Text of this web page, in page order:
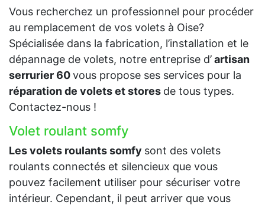
Vous recherchez un professionnel pour procéder
au remplacement de vos volets à Oise?
Spécialisée dans la fabrication, l’installation et le
dépannage de volets, notre entreprise d’artisan
serrurier 60vous propose ses services pour la
réparation de volets et stores de tous types.
Contactez-nous !
Volet roulant somfy
Les volets roulants somfy sont des volets
roulants connectés et silencieux que vous
pouvez facilement utiliser pour sécuriser votre
intérieur. Cependant, il peut arriver que vous